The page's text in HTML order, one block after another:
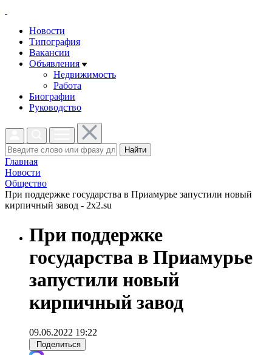
Новости
Типография
Вакансии
Объявления
Недвижимость
Работа
Биографии
Руководство
Найти
Главная
Новости
Общество
При поддержке государства в Приамурье запустили новый
кирпичный завод - 2x2.su
При поддержке
государства в Приамурье
запустили новый
кирпичный завод
09.06.2022 19:22
Поделиться